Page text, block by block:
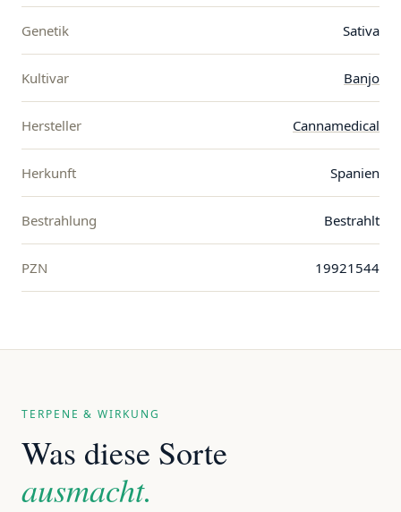
Genetik Sativa
Kultivar Banjo
Hersteller Cannamedical
Herkunft Spanien
Bestrahlung Bestrahlt
PZN 19921544
TERPENE & WIRKUNG
Was diese Sorte
ausmacht.